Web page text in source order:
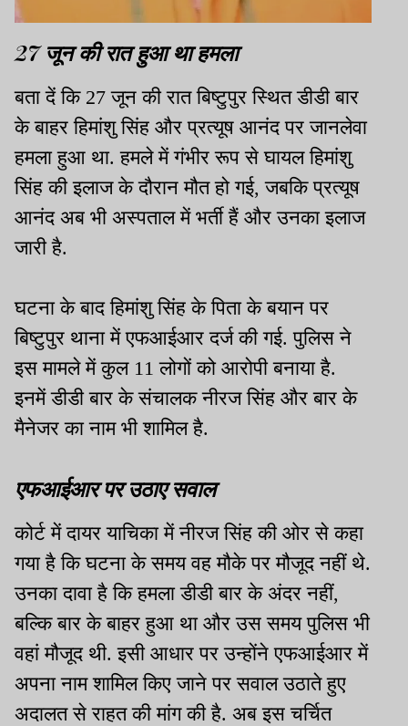
27 जून की रात हुआ था हमला
बता दें कि 27 जून की रात बिष्टुपुर स्थित डीडी बार
के बाहर हिमांशु सिंह और प्रत्यूष आनंद पर जानलेवा
हमला हुआ था. हमले में गंभीर रूप से घायल हिमांशु
सिंह की इलाज के दौरान मौत हो गई, जबकि प्रत्यूष
आनंद अब भी अस्पताल में भर्ती हैं और उनका इलाज
जारी है.
घटना के बाद हिमांशु सिंह के पिता के बयान पर
बिष्टुपुर थाना में एफआईआर दर्ज की गई. पुलिस ने
इस मामले में कुल 11 लोगों को आरोपी बनाया है.
इनमें डीडी बार के संचालक नीरज सिंह और बार के
मैनेजर का नाम भी शामिल है.
एफआईआर पर उठाए सवाल
कोर्ट में दायर याचिका में नीरज सिंह की ओर से कहा
गया है कि घटना के समय वह मौके पर मौजूद नहीं थे.
उनका दावा है कि हमला डीडी बार के अंदर नहीं,
बल्कि बार के बाहर हुआ था और उस समय पुलिस भी
वहां मौजूद थी. इसी आधार पर उन्होंने एफआईआर में
अपना नाम शामिल किए जाने पर सवाल उठाते हुए
अदालत से राहत की मांग की है. अब इस चर्चित